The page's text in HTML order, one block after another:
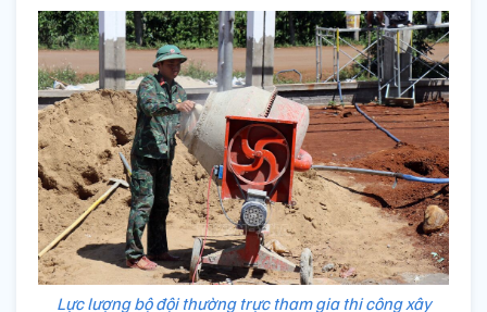
Lực lượng bộ đội thường trực tham gia thi công xây